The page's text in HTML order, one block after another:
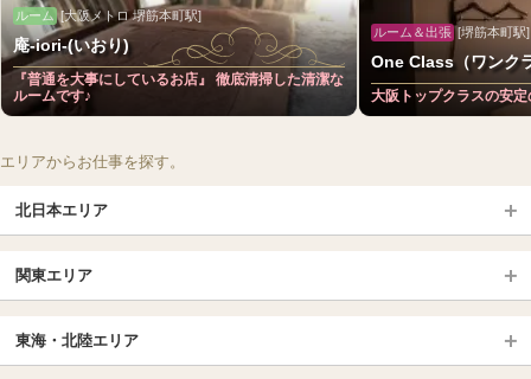
ルーム [大阪メトロ 堺筋本町駅]
庵-iori-(いおり)
『普通を大事にしているお店』 徹底清掃した清潔な
ルームです♪
ルーム＆出張 [堺筋本町駅]
One Class（ワンク
大阪トップクラスの安定
エリアからお仕事を探す。
北日本エリア
北海道（札幌・旭川・函館）
青森
岩手 (盛岡・北上)
福島 (いわき・郡山)
山形
関東エリア
大宮・浦和・川口
越谷・春日部
東海・北陸エリア